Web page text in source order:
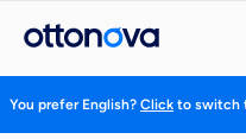
You prefer English? Click to switch